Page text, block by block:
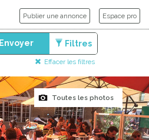
Publier une annonce Espace pro
Envoyer Filtres
Effacer les filtres
Toutes les photos